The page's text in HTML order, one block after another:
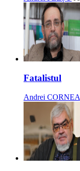
Fatalistul
Andrei CORNEA